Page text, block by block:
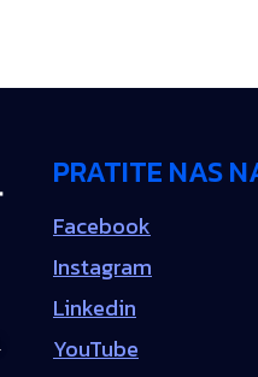
PRATITE NAS
Facebook
Instagram
Linkedin
YouTube